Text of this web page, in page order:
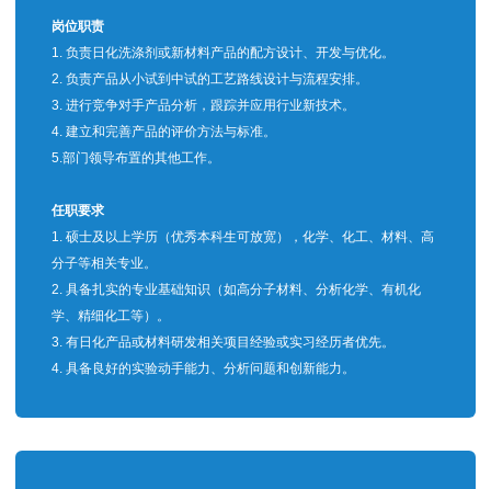
岗位职责
1. 负责日化洗涤剂或新材料产品的配方设计、开发与优化。
2. 负责产品从小试到中试的工艺路线设计与流程安排。
3. 进行竞争对手产品分析，跟踪并应用行业新技术。
4. 建立和完善产品的评价方法与标准。
5.部门领导布置的其他工作。
任职要求
1. 硕士及以上学历（优秀本科生可放宽），化学、化工、材料、高
分子等相关专业。
2. 具备扎实的专业基础知识（如高分子材料、分析化学、有机化
学、精细化工等）。
3. 有日化产品或材料研发相关项目经验或实习经历者优先。
4. 具备良好的实验动手能力、分析问题和创新能力。